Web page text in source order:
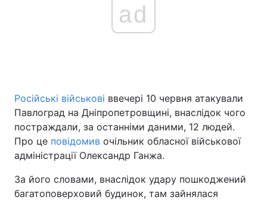
ad
Російські військові ввечері 10 червня атакували
Павлоград на Дніпропетровщині, внаслідок чого
постраждали, за останніми даними, 12 людей.
Про це повідомив очільник обласної військової
адміністрації Олександр Ганжа.
За його словами, внаслідок удару пошкоджений
багатоповерховий будинок, там зайнялася